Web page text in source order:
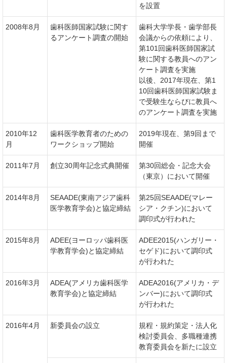
を設置
2008年8月
歯科医師国家試験に関す
るアンケート調査の開始
歯科大学学長・歯学部長
会議からの依頼により、
第101回歯科医師国家試
験に関する教員へのアン
ケート調査を実施
以後、2017年現在、第1
10回歯科医師国家試験ま
で受験生ならびに教員へ
のアンケート調査を実施
2010年12
月
歯科医学教育者のための
ワークショップ開始
2019年現在、第9回まで
開催
2011年7月 創立30周年記念式典開催
第30回総会・記念大会
（東京）において開催
2014年8月
SEAADE(東南アジア歯科
医学教育学会)と協定締結
第25回SEAADE(マレー
シア・クチン)において
調印式が行われた
2015年8月
ADEE(ヨーロッパ歯科医
学教育学会)と協定締結
ADEE2015(ハンガリー・
セゲド)において調印式
が行われた
2016年3月
ADEA(アメリカ歯科医学
教育学会)と協定締結
ADEA2016(アメリカ・デ
ンバー)において調印式
が行われた
2016年4月 新委員会の設立
規程・規約策定・法人化
検討委員会、多職種連携
教育委員会を新たに設立